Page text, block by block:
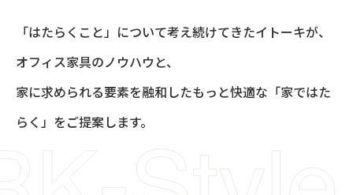
「はたらくこと」について考え続けてきたイトーキが、
オフィス家具のノウハウと、
家に求められる要素を融和したもっと快適な「家ではた
らく」をご提案します。